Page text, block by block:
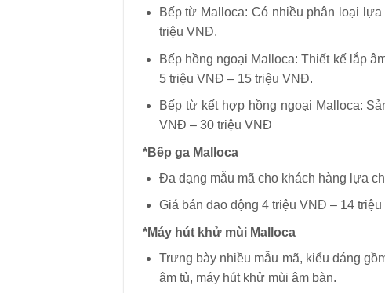
Bếp từ Malloca: Có nhiều phân loại
triệu VNĐ.
Bếp hồng ngoại Malloca: Thiết kế lắp
5 triệu VNĐ – 15 triệu VNĐ.
Bếp từ kết hợp hồng ngoại Malloca:
VNĐ – 30 triệu VNĐ
*Bếp ga Malloca
Đa dạng mẫu mã cho khách hàng lựa
Giá bán dao động 4 triệu VNĐ – 14
*Máy hút khử mùi Malloca
Trưng bày nhiều mẫu mã, kiểu dáng
âm tủ, máy hút khử mùi âm bàn.